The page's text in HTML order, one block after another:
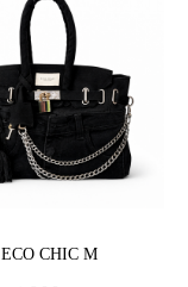
ECO CHIC M